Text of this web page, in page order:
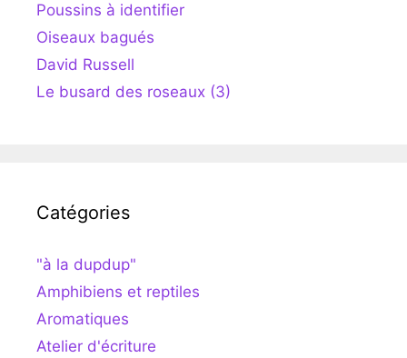
Poussins à identifier
Oiseaux bagués
David Russell
Le busard des roseaux (3)
Catégories
"à la dupdup"
Amphibiens et reptiles
Aromatiques
Atelier d'écriture